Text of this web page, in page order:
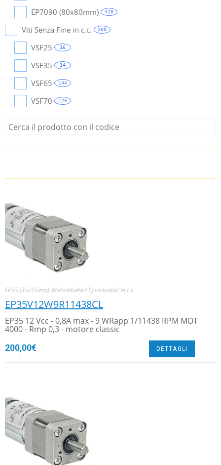
EP7090 (80x80mm) 420
Viti Senza Fine in c.c. 300
VSF25 16
VSF35 14
VSF65 144
VSF70 126
EP35 (35x35mm), Motoriduttori Epicicloidali in c.c.
EP35V12W9R11438CL
EP35 12 Vcc - 0,8A max - 9 WRapp 1/11438 RPM MOT
4000 - Rmp 0,3 - motore classic
200,00€ DETTAGLI